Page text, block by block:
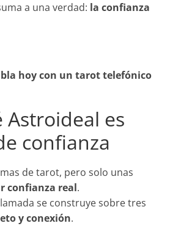
a una verdad: la confianza
hoy con un tarot telefónico
Astroideal es
confianza
de tarot, pero solo unas
confianza real.
se construye sobre tres
y conexión.